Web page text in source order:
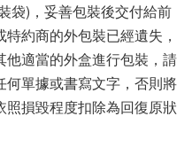
袋)，妥善包裝後交付給前
約商的外包裝已經遺失，
適當的外盒進行包裝，請
單據或書寫文字，否則將
損毀程度扣除為回復原狀